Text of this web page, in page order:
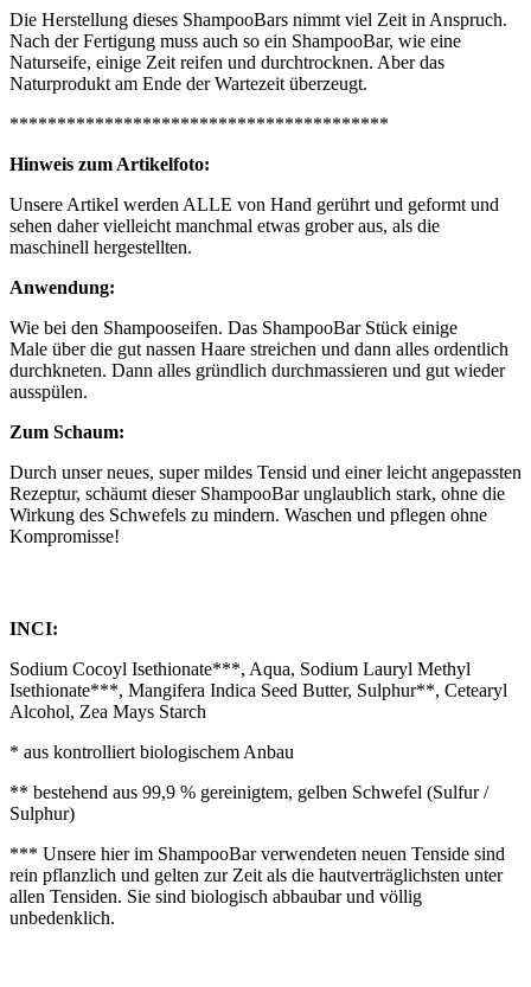
Die Herstellung dieses ShampooBars nimmt viel Zeit in Anspruch.
Nach der Fertigung muss auch so ein ShampooBar, wie eine
Naturseife, einige Zeit reifen und durchtrocknen. Aber das
Naturprodukt am Ende der Wartezeit überzeugt.
****************************************
Hinweis zum Artikelfoto:
Unsere Artikel werden ALLE von Hand gerührt und geformt und
sehen daher vielleicht manchmal etwas grober aus, als die
maschinell hergestellten.
Anwendung:
Wie bei den Shampooseifen. Das ShampooBar Stück einige
Male über die gut nassen Haare streichen und dann alles ordentlich
durchkneten. Dann alles gründlich durchmassieren und gut wieder
ausspülen.
Zum Schaum:
Durch unser neues, super mildes Tensid und einer leicht angepassten
Rezeptur, schäumt dieser ShampooBar unglaublich stark, ohne die
Wirkung des Schwefels zu mindern. Waschen und pflegen ohne
Kompromisse!
INCI:
Sodium Cocoyl Isethionate***, Aqua, Sodium Lauryl Methyl
Isethionate***, Mangifera Indica Seed Butter, Sulphur**, Cetearyl
Alcohol, Zea Mays Starch
* aus kontrolliert biologischem Anbau
** bestehend aus 99,9 % gereinigtem, gelben Schwefel (Sulfur /
Sulphur)
*** Unsere hier im ShampooBar verwendeten neuen Tenside sind
rein pflanzlich und gelten zur Zeit als die hautverträglichsten unter
allen Tensiden. Sie sind biologisch abbaubar und völlig
unbedenklich.